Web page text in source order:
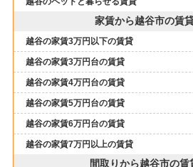
家賃から越谷市の賃
越谷の家賃3万円以下の賃貸
越谷の家賃3万円台の賃貸
越谷の家賃4万円台の賃貸
越谷の家賃5万円台の賃貸
越谷の家賃6万円台の賃貸
越谷の家賃7万円以上の賃貸
間取りから越谷市の賃